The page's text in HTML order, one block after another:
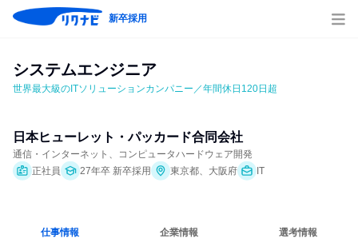
新卒採用
システムエンジニア
世界最大級のITソリューションカンパニー／年間休日120日超
日本ヒューレット・パッカード合同会社
通信・インターネット、コンピュータハードウェア開発
正社員
27年卒 新卒採用 東京都、大阪府 IT
仕事情報 企業情報 選考情報